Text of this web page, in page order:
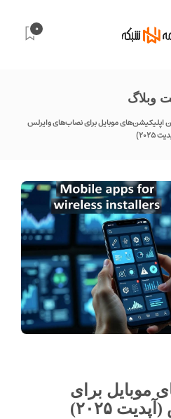
0
وبلاگ
اپلیکیشن‌های موبایل برای نصاب‌های وایرلس
۲۰۲۵)
موبایل برای
۲۰۲۵)